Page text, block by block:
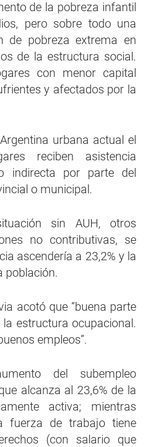
de la pobreza infantil
pero sobre todo una
de pobreza extrema en
de la estructura social.
con menor capital
y afectados por la
urbana actual el
reciben asistencia
indirecta por parte del
o municipal.
sin AUH, otros
no contributivas, se
ascendería a 23,2% y la
población.
acotó que “buena parte
estructura ocupacional.
empleos”.
del subempleo
alcanza al 23,6% de la
activa; mientras
fuerza de trabajo tiene
(con salario que